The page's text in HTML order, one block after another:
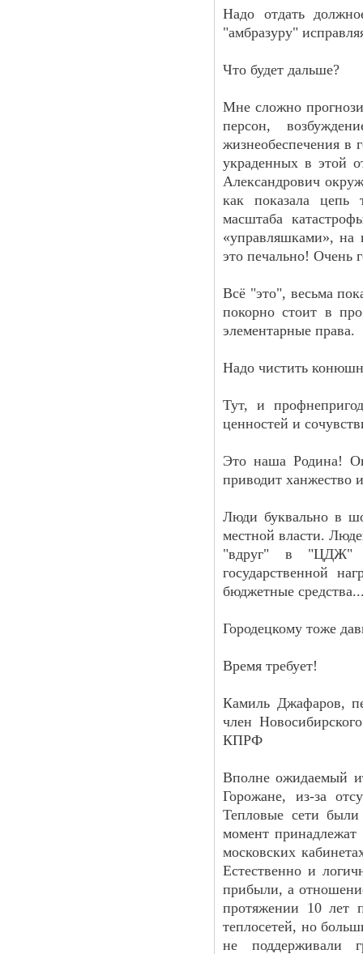
Надо отдать
"амбразуру"
Что будет дальше?
Мне сложно
персон,
жизнеобеспечения в
украденных в этой
Александрович
как показала цепь
масштаба
«управляшками»,
это печально! Очень
Всё "это", весьма
покорно стоит в
элементарные права.
Надо чистить
Тут, и
ценностей и
Это наша Родина!
приводит ханжество
Люди буквально в
местной власти.
"вдруг" в "ЦДЖ"
государственной
бюджетные
Городецкому тоже
Время требует!
Камиль Джафаров,
член
КПРФ
Вполне ожидаемый
Горожане, из-за
Тепловые сети
момент
московских
Естественно и
прибыли, а
протяжении 10 лет
теплосетей, но
не поддерживали